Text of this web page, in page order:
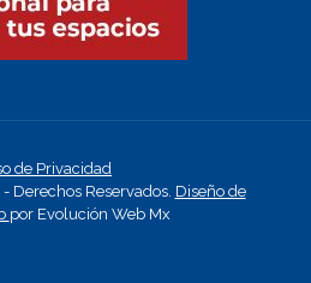
de Privacidad
Derechos Reservados. Diseño de
por Evolución Web Mx